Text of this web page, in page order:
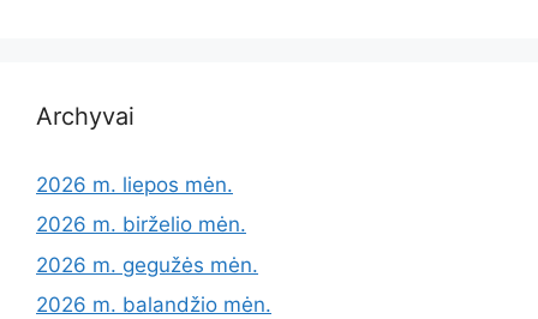
Archyvai
2026 m. liepos mėn.
2026 m. birželio mėn.
2026 m. gegužės mėn.
2026 m. balandžio mėn.